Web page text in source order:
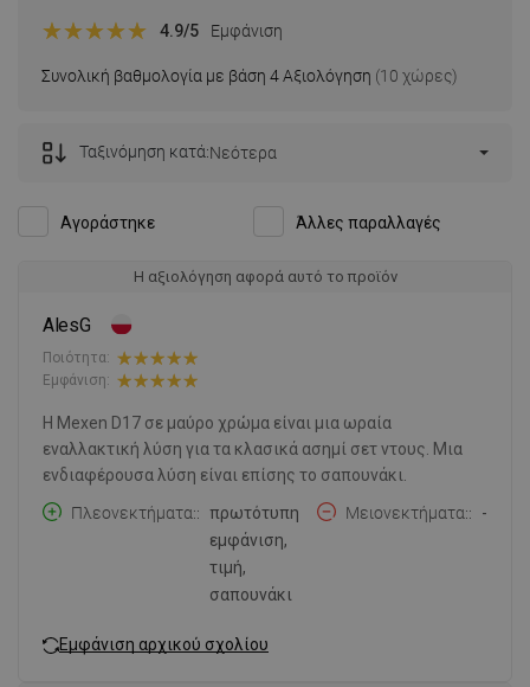
Συνολική βαθμολογία με βάση 4 Αξιολόγηση (10 χώρες)
4.9/5 Εμφάνιση
Αγοράστηκε Άλλες παραλλαγές
Ταξινόμηση κατά:Νεότερα
Η αξιολόγηση αφορά αυτό το προϊόν
AlesG
Ποιότητα:
Εμφάνιση:
Η Mexen D17 σε μαύρο χρώμα είναι μια ωραία
εναλλακτική λύση για τα κλασικά ασημί σετ ντους. Μια
ενδιαφέρουσα λύση είναι επίσης το σαπουνάκι.
Πλεονεκτήματα:
πρωτότυπη
εμφάνιση,
τιμή,
σαπουνάκι
Μειονεκτήματα: -
Εμφάνιση αρχικού σχολίου